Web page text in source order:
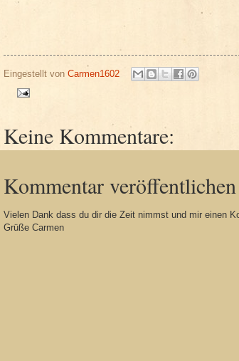
Eingestellt von Carmen1602
Keine Kommentare:
Kommentar veröffentlichen
Vielen Dank dass du dir die Zeit nimmst und mir einen
Grüße Carmen